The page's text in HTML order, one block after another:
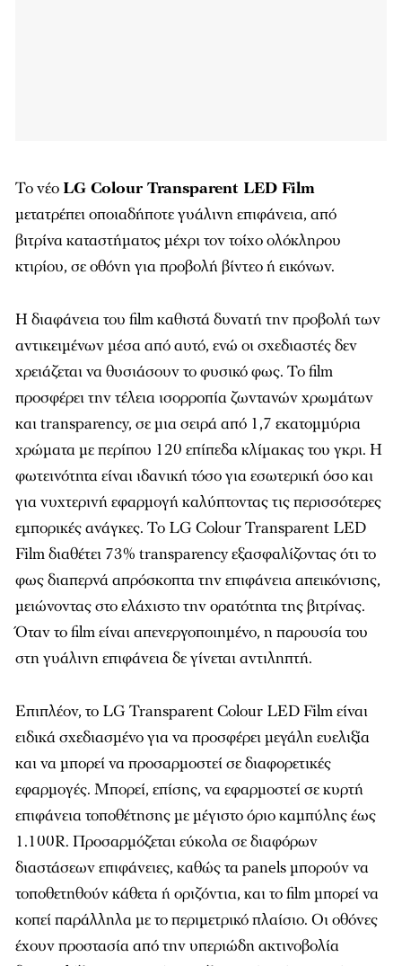
Το νέο LG Colour Transparent LED Film
μετατρέπει οποιαδήποτε γυάλινη επιφάνεια, από
βιτρίνα καταστήματος μέχρι τον τοίχο ολόκληρου
κτιρίου, σε οθόνη για προβολή βίντεο ή εικόνων.
Η διαφάνεια του film καθιστά δυνατή την προβολή των
αντικειμένων μέσα από αυτό, ενώ οι σχεδιαστές δεν
χρειάζεται να θυσιάσουν το φυσικό φως. Το film
προσφέρει την τέλεια ισορροπία ζωντανών χρωμάτων
και transparency, σε μια σειρά από 1,7 εκατομμύρια
χρώματα με περίπου 120 επίπεδα κλίμακας του γκρι. Η
φωτεινότητα είναι ιδανική τόσο για εσωτερική όσο και
για νυχτερινή εφαρμογή καλύπτοντας τις περισσότερες
εμπορικές ανάγκες. Το LG Colour Transparent LED
Film διαθέτει 73% transparency εξασφαλίζοντας ότι το
φως διαπερνά απρόσκοπτα την επιφάνεια απεικόνισης,
μειώνοντας στο ελάχιστο την ορατότητα της βιτρίνας.
Όταν το film είναι απενεργοποιημένο, η παρουσία του
στη γυάλινη επιφάνεια δε γίνεται αντιληπτή.
Επιπλέον, το LG Transparent Colour LED Film είναι
ειδικά σχεδιασμένο για να προσφέρει μεγάλη ευελιξία
και να μπορεί να προσαρμοστεί σε διαφορετικές
εφαρμογές. Μπορεί, επίσης, να εφαρμοστεί σε κυρτή
επιφάνεια τοποθέτησης με μέγιστο όριο καμπύλης έως
1.100R. Προσαρμόζεται εύκολα σε διαφόρων
διαστάσεων επιφάνειες, καθώς τα panels μπορούν να
τοποθετηθούν κάθετα ή οριζόντια, και το film μπορεί να
κοπεί παράλληλα με το περιμετρικό πλαίσιο. Οι οθόνες
έχουν προστασία από την υπεριώδη ακτινοβολία